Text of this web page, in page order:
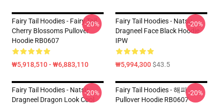
Fairy Tail Hoodies - Fairy Tail
Cherry Blossoms Pullover
Hoodie RB0607
₩5,918,510 - ₩6,883,110
-20%
Fairy Tail Hoodies - Natsu
Dragneel Face Black Hoodie
IPW
₩5,994,300$43.5
-20%
Fairy Tail Hoodies - Natsu
Dragneel Dragon Look Cool
-20%
Fairy Tail Hoodies - 해피
Pullover Hoodie RB0607
-20%